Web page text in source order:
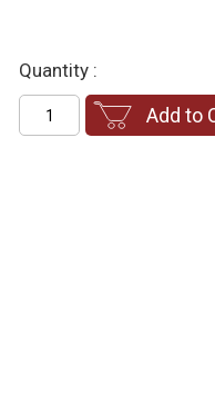
Quantity :
Add to